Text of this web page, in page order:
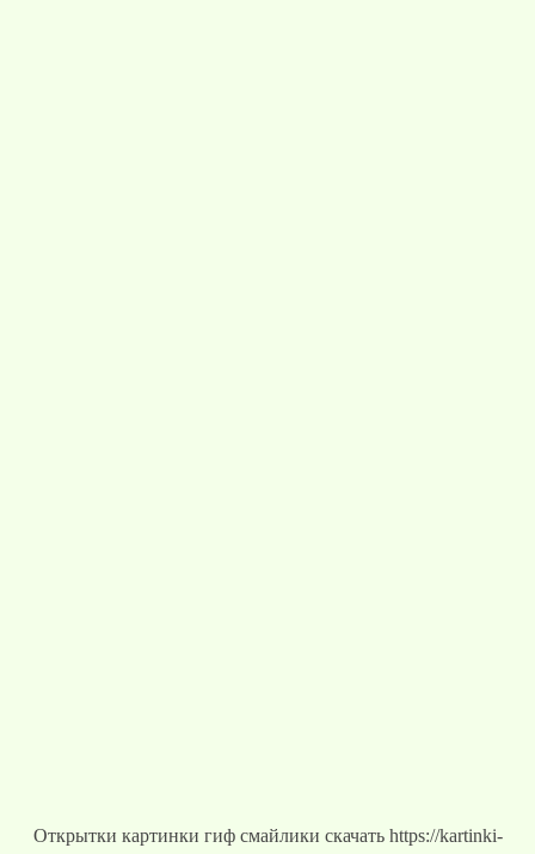
Открытки картинки гиф смайлики скачать https://kartinki-